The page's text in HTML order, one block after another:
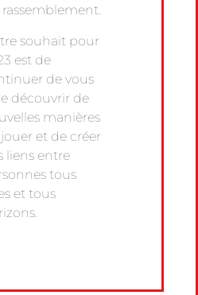
souhait pour
est de
de vous
découvrir de
manières
et de créer
liens entre
tous
et tous